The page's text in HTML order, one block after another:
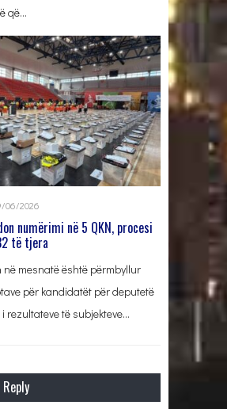
që…
06/2026
numërimi në 5 QKN, procesi
të tjera
në mesnatë është përmbyllur
për kandidatët për deputetë
rezultateve të subjekteve…
Reply